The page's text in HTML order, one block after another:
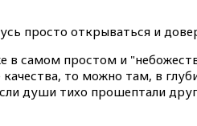
просто открываться и
самом простом и
то можно там, в
души тихо прошептали